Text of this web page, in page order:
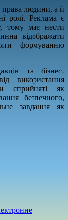
права людини, а й
ролі. Реклама є
тому має нести
відображати
формуванню
та бізнес-
використання
сприйняті як
безпечного,
завдання як